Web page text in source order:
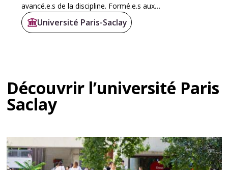
avancé.e.s de la discipline. Formé.e.s aux
développements théoriques et méthodologiques de la
sociologie, ils et elles seront aptes à les...
Université Paris-Saclay
Découvrir l’université Paris
Saclay